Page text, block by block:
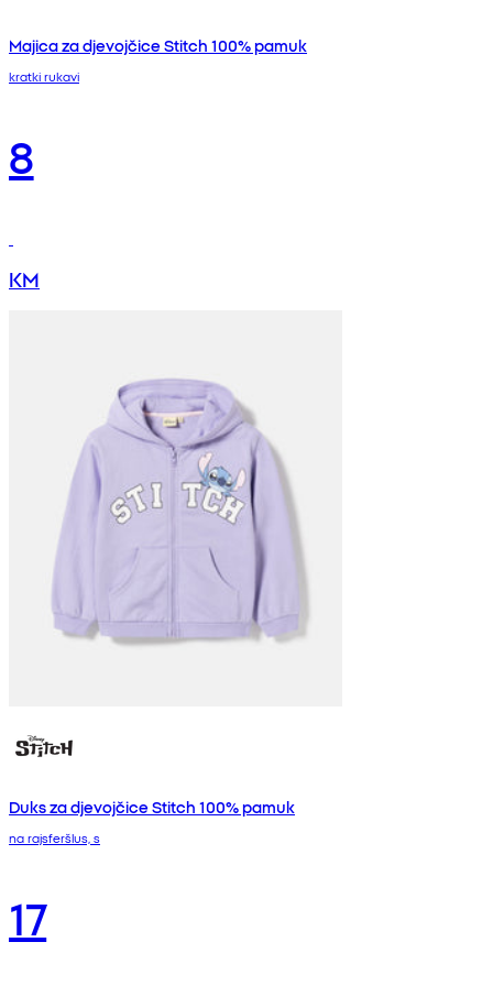
Majica za djevojčice Stitch 100% pamuk
kratki rukavi
8
KM
Duks za djevojčice Stitch 100% pamuk
na rajsferšlus, s
17